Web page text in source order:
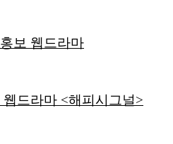
보 웹드라마
드라마 <해피시그널>